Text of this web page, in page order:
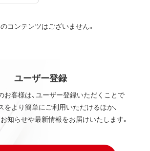
コンテンツはございません。
ユーザー登録
お客様は、ユーザー登録いただくことで
をより簡単にご利用いただけるほか、
知らせや最新情報をお届けいたします。